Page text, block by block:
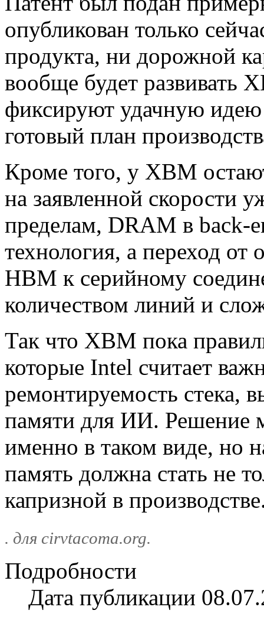
опубликован только
продукта, ни дорожной
вообще будет развивать
фиксируют удачную идею
готовый план
Кроме того, у XBM
на заявленной скорости
пределам, DRAM в back-
технология, а переход
HBM к серийному
количеством линий и
Так что XBM пока
которые Intel считает
ремонтируемость стека,
памяти для ИИ. Решение
именно в таком виде, но
память должна стать не
капризной в
. для cirvtacoma.org.
Подробности
Дата публикации